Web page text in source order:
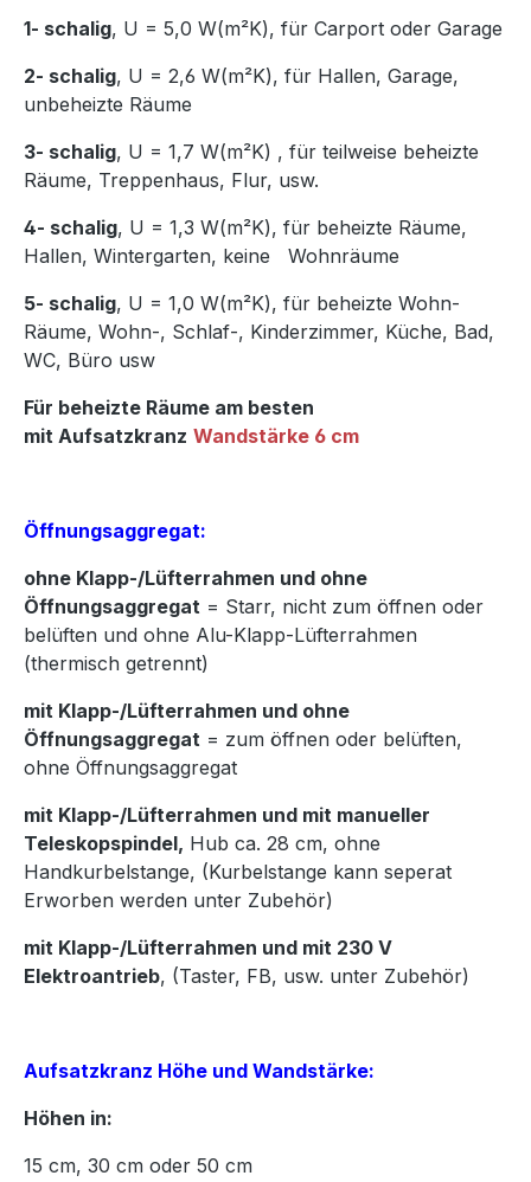
1- schalig, U = 5,0 W(m²K), für Carport oder Garage
2- schalig, U = 2,6 W(m²K), für Hallen, Garage,
unbeheizte Räume
3- schalig, U = 1,7 W(m²K) , für teilweise beheizte
Räume, Treppenhaus, Flur, usw.
4- schalig, U = 1,3 W(m²K), für beheizte Räume,
Hallen, Wintergarten, keine Wohnräume
5- schalig, U = 1,0 W(m²K), für beheizte Wohn-
Räume, Wohn-, Schlaf-, Kinderzimmer, Küche, Bad,
WC, Büro usw
Für beheizte Räume am besten
mit Aufsatzkranz Wandstärke 6 cm
Öffnungsaggregat:
ohne Klapp-/Lüfterrahmen und ohne
Öffnungsaggregat = Starr, nicht zum öffnen oder
belüften und ohne Alu-Klapp-Lüfterrahmen
(thermisch getrennt)
mit Klapp-/Lüfterrahmen und ohne
Öffnungsaggregat = zum öffnen oder belüften,
ohne Öffnungsaggregat
mit Klapp-/Lüfterrahmen und mit manueller
Teleskopspindel, Hub ca. 28 cm, ohne
Handkurbelstange, (Kurbelstange kann seperat
Erworben werden unter Zubehör)
mit Klapp-/Lüfterrahmen und mit 230 V
Elektroantrieb, (Taster, FB, usw. unter Zubehör)
Aufsatzkranz Höhe und Wandstärke:
Höhen in:
15 cm, 30 cm oder 50 cm